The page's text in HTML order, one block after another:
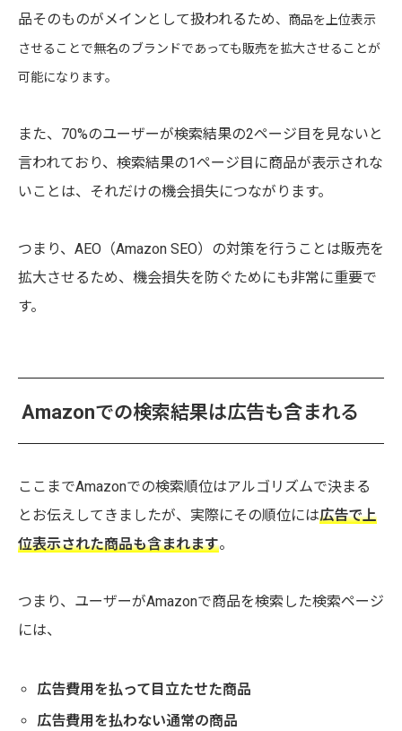
品そのものがメインとして扱われるため、商品を上位表示
させることで無名のブランドであっても販売を拡大させることが
可能になります。
また、70%のユーザーが検索結果の2ページ目を見ないと
言われており、検索結果の1ページ目に商品が表示されな
いことは、それだけの機会損失につながります。
つまり、AEO（Amazon SEO）の対策を行うことは販売を
拡大させるため、機会損失を防ぐためにも非常に重要で
す。
Amazonでの検索結果は広告も含まれる
ここまでAmazonでの検索順位はアルゴリズムで決まる
とお伝えしてきましたが、実際にその順位には広告で上
位表示された商品も含まれます。
つまり、ユーザーがAmazonで商品を検索した検索ページ
には、
広告費用を払って目立たせた商品
広告費用を払わない通常の商品